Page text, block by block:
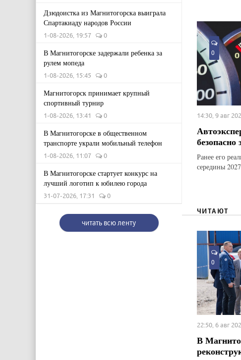
Дзюдоистка из Магнитогорска выиграла
Спартакиаду народов России
1-08-2026, 19:57 0
В Магнитогорске задержали ребенка за
рулем мопеда
1-08-2026, 15:45 0
Магнитогорск принимает крупный
спортивный турнир
1-08-2026, 13:41 0
В Магнитогорске в общественном
транспорте украли мобильный телефон
1-08-2026, 11:07 0
В Магнитогорске стартует конкурс на
лучший логотип к юбилею города
31-07-2026, 17:31 0
читать всю ленту
0
14:30, 9 авг
Ранее его
середины
ЧИТАЮТ
0
22:50, 6 авг
В